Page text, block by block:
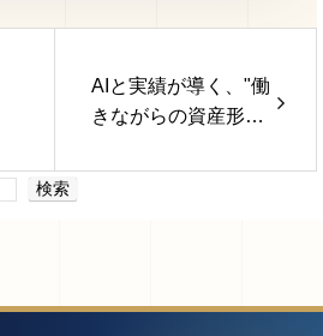
AIと実績が導く、"働
きながらの資産形
検索